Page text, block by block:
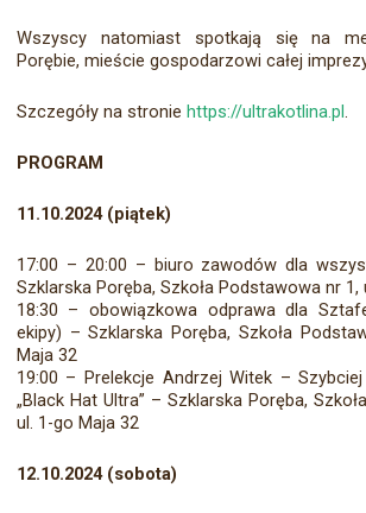
Wszyscy natomiast spotkają się na
Porębie, mieście gospodarzowi całej
Szczegóły na stronie https://ultrakotlina.pl .
PROGRAM
11.10.2024 (piątek)
17:00 – 20:00 – biuro zawodów dla
Szklarska Poręba, Szkoła Podstawowa nr 1,
18:30 – obowiązkowa odprawa dla
ekipy) – Szklarska Poręba, Szkoła
Maja 32
19:00 – Prelekcje Andrzej Witek –
„Black Hat Ultra” – Szklarska Poręba,
ul. 1-go Maja 32
12.10.2024 (sobota)